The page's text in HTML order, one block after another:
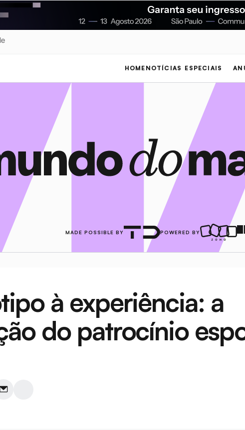
HOME NOTÍCIAS ESPECIAIS
MADE POSSIBLE BY POWERED BY
à experiência: a
do patrocínio